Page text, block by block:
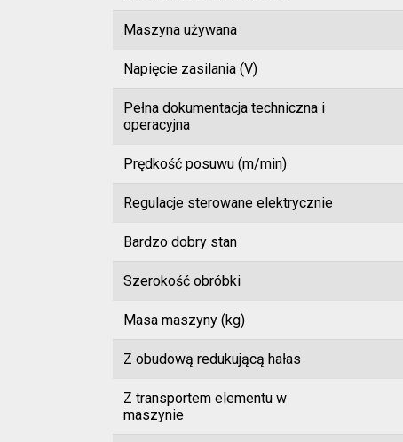
Maszyna używana
Napięcie zasilania (V)
Pełna dokumentacja techniczna i
operacyjna
Prędkość posuwu (m/min)
Regulacje sterowane elektrycznie
Bardzo dobry stan
Szerokość obróbki
Masa maszyny (kg)
Z obudową redukującą hałas
Z transportem elementu w
maszynie